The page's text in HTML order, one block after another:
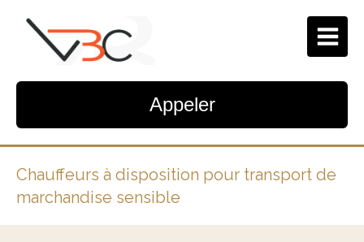
Appeler
Chauffeurs à disposition pour transport de
marchandise sensible